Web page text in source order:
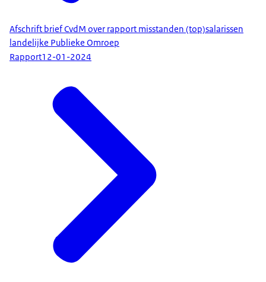
Afschrift brief CvdM over rapport misstanden (top)salarissen
landelijke Publieke Omroep
Rapport12-01-2024